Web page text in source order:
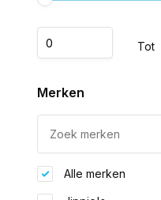
Tot
Merken
Alle merken